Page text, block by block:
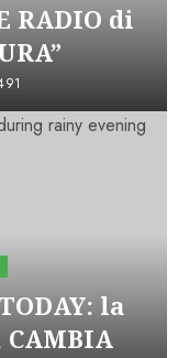
RADIO di
la
CAMBIA